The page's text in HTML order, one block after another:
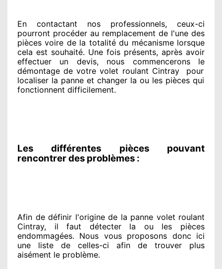
En contactant nos professionnels, ceux-ci
pourront procéder au remplacement de l'une des
pièces voire de la totalitédu mécanisme lorsque
cela est souhaité. Une fois présents, après avoir
effectuer un devis, nous commencerons le
démontage de votre volet roulant Cintray
pour
localiser la panne et changer la ou les pièces qui
fonctionnent difficilement.
Les différentes pièces pouvant
rencontrer des problèmes :
Afin de définir l'originede la panne volet roulant
Cintray, il faut détecterla ou les pièces
endommagées. Nous vous proposons donc ici
une liste de celles-ci afin de trouver plus
aisément le problème.